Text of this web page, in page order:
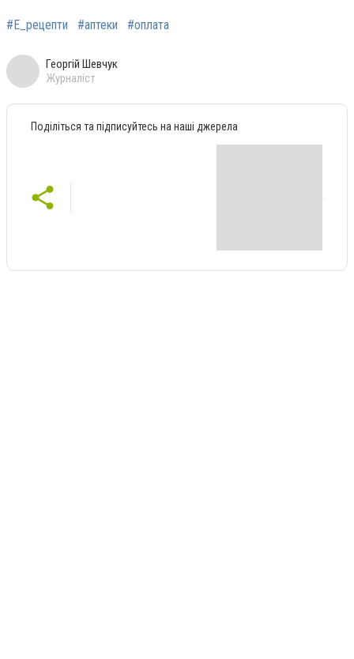
#Е_рецепти #аптеки #оплата
Георгій Шевчук
Журналіст
Поділіться та підписуйтесь на наші джерела